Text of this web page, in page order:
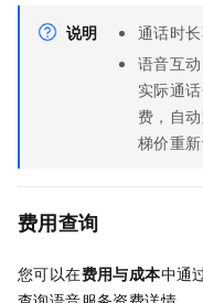
说明
通话时
语音互
实际通
费，自
梯价重新
费用查询
您可以在费用与成本中通